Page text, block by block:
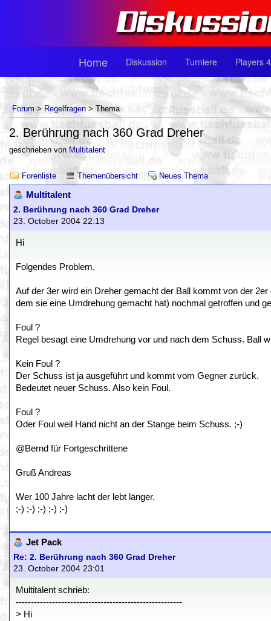
Home Diskussion Turniere Players
Forum > Regelfragen > Thema
2. Berührung nach 360 Grad Dreher
geschrieben von Multitalent
Forenliste Themenübersicht Neues Thema
Multitalent
2. Berührung nach 360 Grad Dreher
23. October 2004 22:13
Hi
Folgendes Problem.
Auf der 3er wird ein Dreher gemacht der Ball kommt von der
dem sie eine Umdrehung gemacht hat) nochmal getroffen und
Foul ?
Regel besagt eine Umdrehung vor und nach dem Schuss. Ball
Kein Foul ?
Der Schuss ist ja ausgeführt und kommt vom Gegner zurück.
Bedeutet neuer Schuss. Also kein Foul.
Foul ?
Oder Foul weil Hand nicht an der Stange beim Schuss. ;-)
@Bernd für Fortgeschrittene
Gruß Andreas
Wer 100 Jahre lacht der lebt länger.
;-) ;-) ;-) ;-) ;-)
Jet Pack
Re: 2. Berührung nach 360 Grad Dreher
23. October 2004 23:01
Multitalent schrieb:
-------------------------------------------------------
> Hi